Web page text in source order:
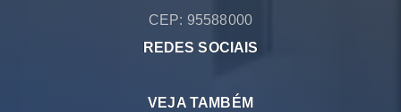
CEP: 95588000
REDES SOCIAIS
VEJA TAMBÉM